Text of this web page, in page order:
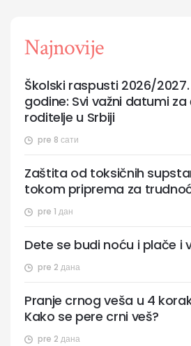
Najnovije
pre 8 сати
Školski raspusti 2026/2027.
godine: Svi važni datumi za
roditelje u Srbiji
pre 1 дан
Zaštita od toksičnih
tokom priprema za
pre 2 дана
Dete se budi noću i plače i
pre 2 дана
Pranje crnog veša u 4
Kako se pere crni veš?